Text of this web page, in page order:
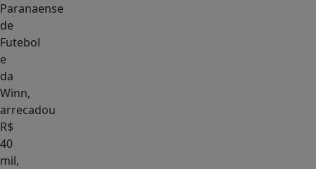
Paranaense
de
Futebol
e
da
Winn,
arrecadou
R$
40
mil,